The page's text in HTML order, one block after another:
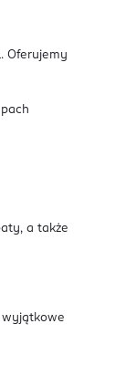
Oferujemy
a także